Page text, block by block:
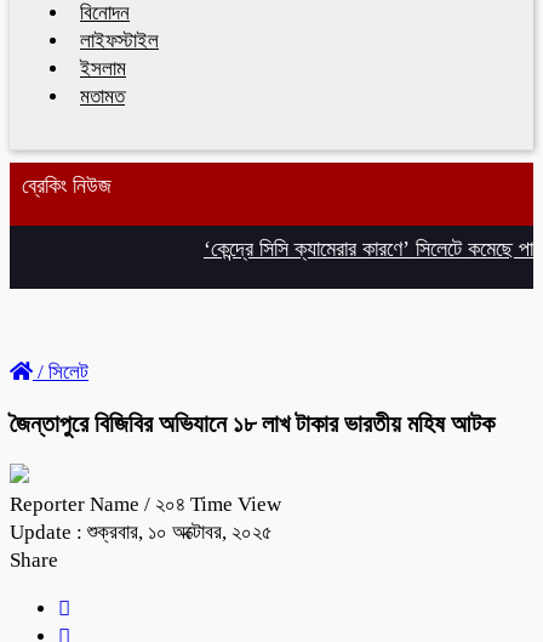
বিনোদন
লাইফস্টাইল
ইসলাম
মতামত
ব্রেকিং নিউজ
‘কেন্দ্রে সিসি ক্যামেরার কারণে’ সিলেটে কমেছে
/ সিলেট
জৈন্তাপুরে বিজিবির অভিযানে ১৮ লাখ টাকার ভারতীয় মহিষ আটক
Reporter Name / ২০৪ Time View
Update : শুক্রবার, ১০ অক্টোবর, ২০২৫
Share